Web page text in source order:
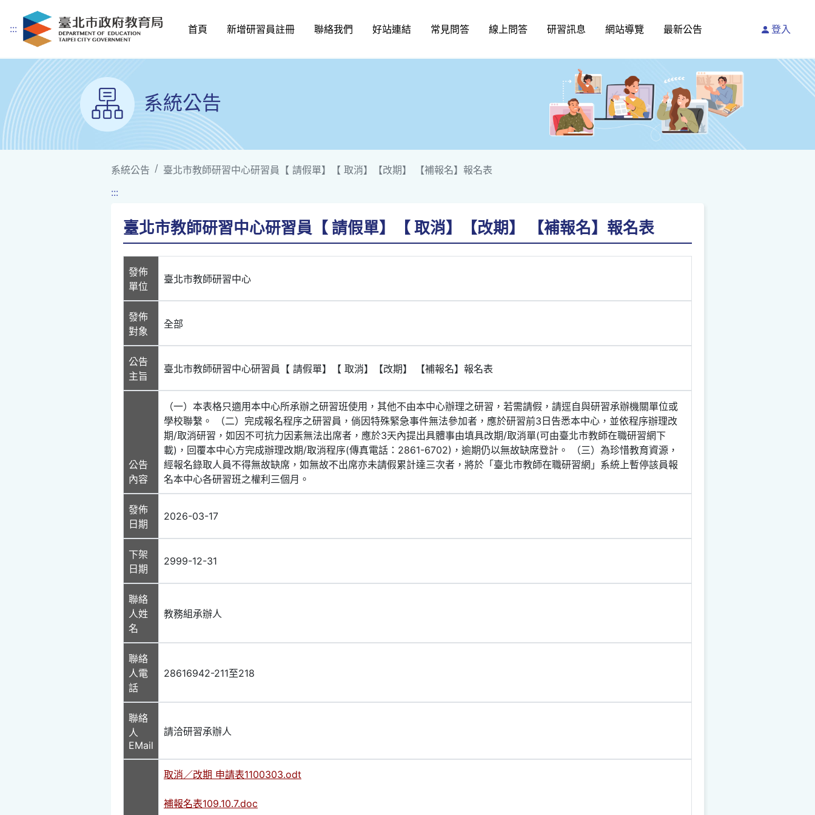
跳到主要內容
::: 首頁 新增研習員註冊 聯絡我們 好站連結 常見問答 線上問答 研習訊息 網站導覽 最新公告 登入
系統公告
系統公告
臺北市教師研習中心研習員【 請假單】【 取消】【改期】 【補報名】報名表
:::
臺北市教師研習中心研習員【 請假單】【 取消】【改期】 【補報名】報名表
發佈
單位
臺北市教師研習中心
發佈
對象
全部
公告
主旨
臺北市教師研習中心研習員【 請假單】【 取消】【改期】 【補報名】報名表
公告
內容
（一）本表格只適用本中心所承辦之研習班使用，其他不由本中心辦理之研習，若需請假，請逕自與研習承辦機關單位或
學校聯繫。 （二）完成報名程序之研習員，倘因特殊緊急事件無法參加者，應於研習前3日告悉本中心，並依程序辦理改
期/取消研習，如因不可抗力因素無法出席者，應於3天內提出具體事由填具改期/取消單(可由臺北市教師在職研習網下
載)，回覆本中心方完成辦理改期/取消程序(傳真電話：2861-6702)，逾期仍以無故缺席登計。 （三）為珍惜教育資源，
經報名錄取人員不得無故缺席，如無故不出席亦未請假累計達三次者，將於「臺北市教師在職研習網」系統上暫停該員報
名本中心各研習班之權利三個月。
發佈
日期
2026-03-17
下架
日期
2999-12-31
聯絡
人姓
名
教務組承辦人
聯絡
人電
話
28616942-211至218
聯絡
人
EMail
請洽研習承辦人
取消／改期 申請表1100303.odt
補報名表109.10.7.doc